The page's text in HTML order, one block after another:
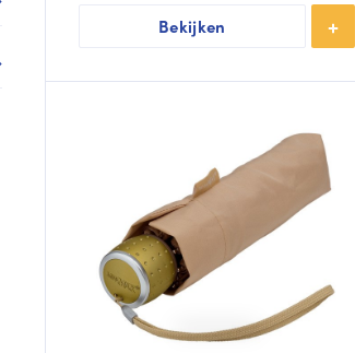
Bekijken